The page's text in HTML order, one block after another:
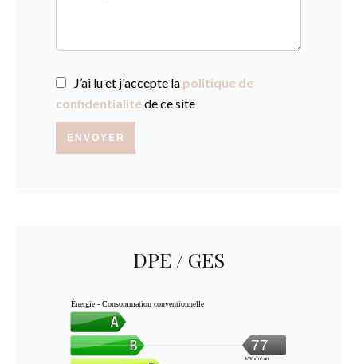
J’ai lu et j'accepte la politique de
confidentialitéde ce site
ENVOYER
DPE / GES
Énergie - Consommation conventionnelle
77
kWh/m².an